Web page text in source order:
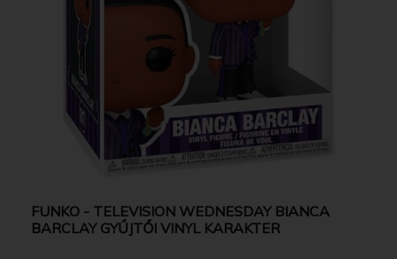
FUNKO - TELEVISION WEDNESDAY BIANCA
BARCLAY GYŰJTŐI VINYL KARAKTER